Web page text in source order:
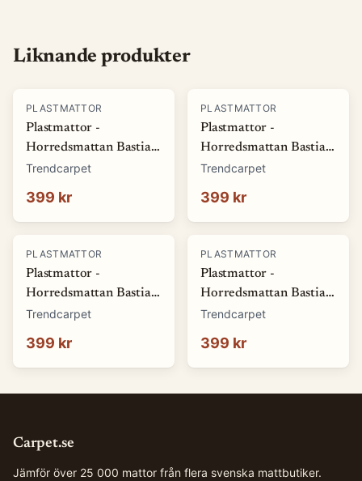
Liknande produkter
PLASTMATTOR
Plastmattor -
Horredsmattan Bastian
(grön) (Storlek: 70 x 50
Trendcarpet
399 kr
PLASTMATTOR
Plastmattor -
Horredsmattan Bastian
(röd) (Storlek: 70 x 50
Trendcarpet
399 kr
PLASTMATTOR
Plastmattor -
Horredsmattan Bastian
(blå) (Storlek: 70 x 50
Trendcarpet
399 kr
PLASTMATTOR
Plastmattor -
Horredsmattan Bastian
(brun) (Storlek: 70 x 50
Trendcarpet
399 kr
Carpet.se
Jämför över 25 000 mattor från flera svenska mattbutiker.